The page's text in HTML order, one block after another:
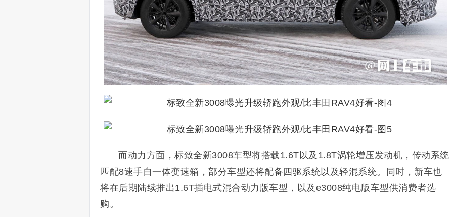
而动力方面，标致全新3008车型将搭载1.6T以及1.8T涡轮增压发动机，传动系统
匹配8速手自一体变速箱，部分车型还将配备四驱系统以及轻混系统。同时，新车也
将在后期陆续推出1.6T插电式混合动力版车型，以及e3008纯电版车型供消费者选
购。